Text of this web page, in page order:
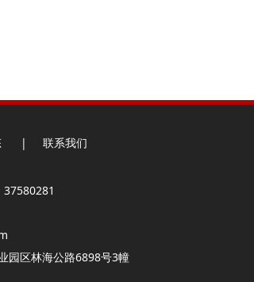
| 联系我们
园区林海公路6898号3幢